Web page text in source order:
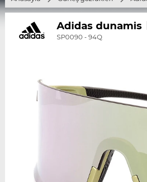
Adidas dunamis
SP0090 - 94Q